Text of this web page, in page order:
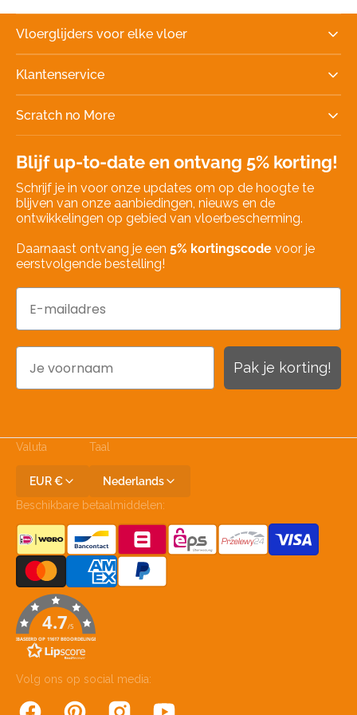
Vloerglijders voor elke vloer
Klantenservice
Scratch no More
Blijf up-to-date en ontvang 5% korting!
Schrijf je in voor onze updates om op de hoogte te
blijven van onze aanbiedingen, nieuws en de
ontwikkelingen op gebied van vloerbescherming.
Daarnaast ontvang je een 5% kortingscode voor je
eerstvolgende bestelling!
Pak je korting!
Valuta
EUR €
Taal
Nederlands
Beschikbare betaalmiddelen:
4.7/5
GEBASEERD OP 11617 BEOORDELINGEN
Volg ons op social media: